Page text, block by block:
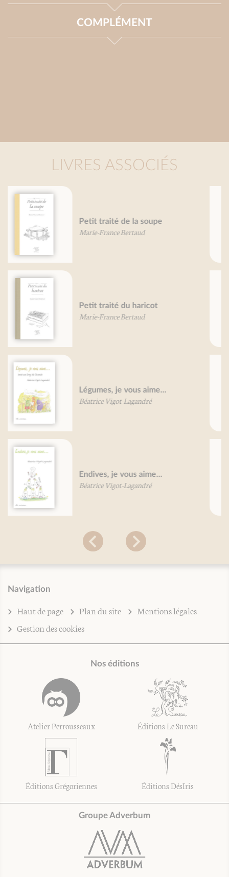
COMPLÉMENT
LIVRES ASSOCIÉS
Grand traité des herbes
aromatiques
Mireille Gayet
Petit traité de l'asperge
Martin Fache
Pierre-Brice Lebrun
Carottes, je vous aime...
Béatrice Vigot-Lagandré
Petit traité du vin en gastronomie
et de son cousin acide, le vinaigre
Patricia Rolland
Navigation
Haut de page Plan du site
Mentions légales
Gestion des cookies
Nos éditions
Atelier Perrousseaux Éditions Le Sureau
Éditions Grégoriennes Éditions DésIris
Groupe Adverbum